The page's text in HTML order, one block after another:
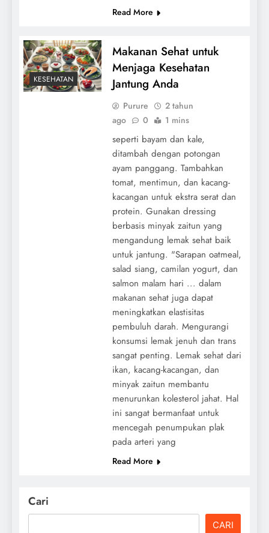
Read More
KESEHATAN
Makanan Sehat untuk
Menjaga Kesehatan
Jantung Anda
Purure
2 tahun
ago
0 1 mins
seperti bayam dan kale,
ditambah dengan potongan
ayam panggang. Tambahkan
tomat, mentimun, dan kacang-
kacangan untuk ekstra serat dan
protein. Gunakan dressing
berbasis minyak zaitun yang
mengandung lemak sehat baik
untuk jantung. "Sarapan oatmeal,
salad siang, camilan yogurt, dan
salmon malam hari ... dalam
makanan sehat juga dapat
meningkatkan elastisitas
pembuluh darah. Mengurangi
konsumsi lemak jenuh dan trans
sangat penting. Lemak sehat dari
ikan, kacang-kacangan, dan
minyak zaitun membantu
menurunkan kolesterol jahat. Hal
ini sangat bermanfaat untuk
mencegah penumpukan plak
pada arteri yang
Read More
Cari
CARI